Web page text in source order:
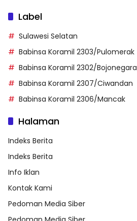
Label
Sulawesi Selatan
Babinsa Koramil 2303/Pulomerak
Babinsa Koramil 2302/Bojonegara
Babinsa Koramil 2307/Ciwandan
Babinsa Koramil 2306/Mancak
Halaman
Indeks Berita
Indeks Berita
Info Iklan
Kontak Kami
Pedoman Media Siber